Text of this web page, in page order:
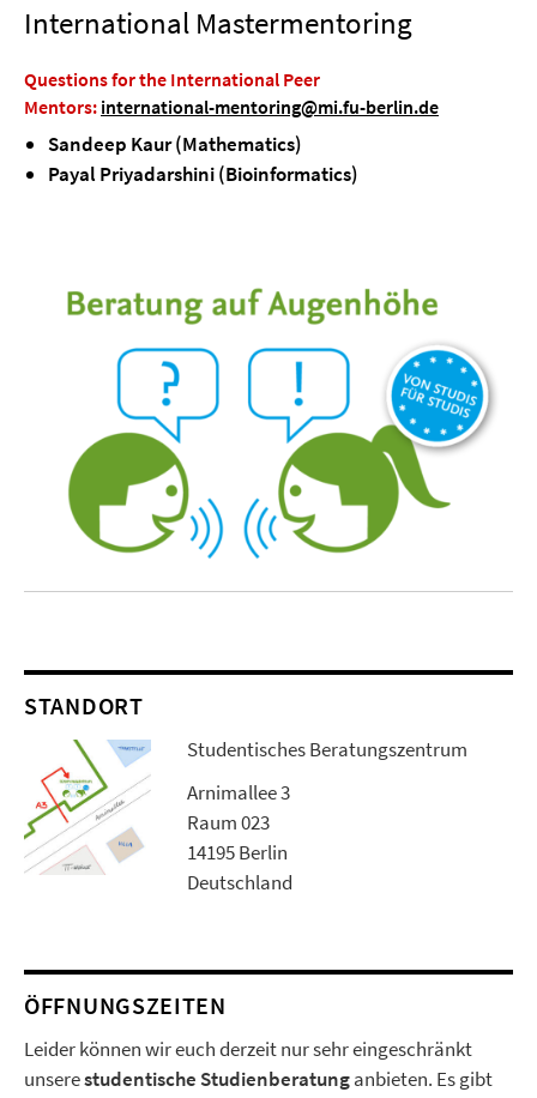
International Mastermentoring
Questions for the International Peer
Mentors: international-mentoring@mi.fu-berlin.de
Sandeep Kaur (Mathematics)
Payal Priyadarshini (Bioinformatics)
STANDORT
Studentisches Beratungszentrum
Arnimallee 3
Raum 023
14195 Berlin
Deutschland
ÖFFNUNGSZEITEN
Leider können wir euch derzeit nur sehr eingeschränkt
unserestudentische Studienberatunganbieten. Es gibt